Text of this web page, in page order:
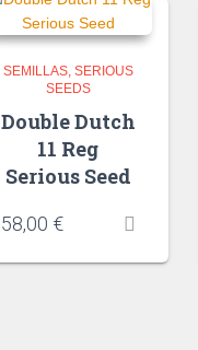
SEMILLAS SERIOUS
SEEDS
Double Dutch
11 Reg
Serious Seed
58,00 €